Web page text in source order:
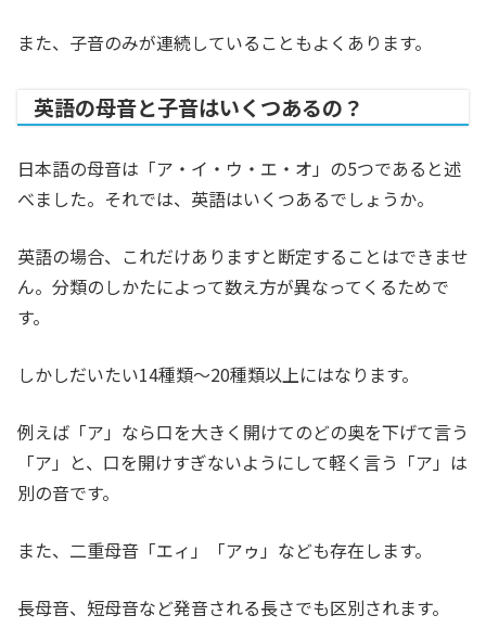
また、子音のみが連続していることもよくあります。
英語の母音と子音はいくつあるの？
日本語の母音は「ア・イ・ウ・エ・オ」の5つであると述
べました。それでは、英語はいくつあるでしょうか。
英語の場合、これだけありますと断定することはできませ
ん。分類のしかたによって数え方が異なってくるためで
す。
しかしだいたい14種類～20種類以上にはなります。
例えば「ア」なら口を大きく開けてのどの奥を下げて言う
「ア」と、口を開けすぎないようにして軽く言う「ア」は
別の音です。
また、二重母音「エィ」「アゥ」なども存在します。
長母音、短母音など発音される長さでも区別されます。